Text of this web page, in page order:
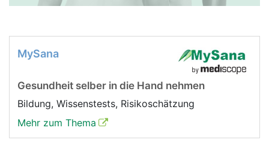
MySana
Gesundheit selber in die Hand nehmen
Bildung, Wissenstests, Risikoschätzung
Mehr zum Thema